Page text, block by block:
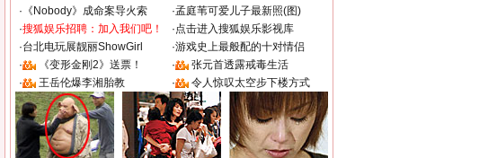
· 《Nobody》成命案导火索 ·孟庭苇可爱儿子最新照(图)
·搜狐娱乐招聘：加入我们吧！ ·点击进入搜狐娱乐影视库
·台北电玩展靓丽ShowGirl ·游戏史上最般配的十对情侣
·
《变形金刚2》送票！ ·
张元首透露戒毒生活
·
王岳伦爆李湘胎教 · 令人惊叹太空步下楼方式